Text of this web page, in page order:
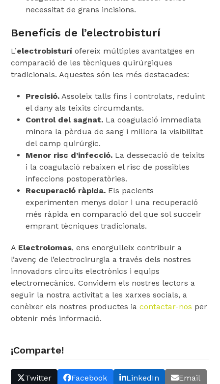
necessitat de grans incisions.
Beneficis de l’electrobisturí
L’electrobisturí ofereix múltiples avantatges en
comparació de les tècniques quirúrgiques
tradicionals. Aquestes són les més destacades:
Precisió. Assoleix talls fins i controlats, reduint
el dany als teixits circumdants.
Control del sagnat. La coagulació immediata
minora la pèrdua de sang i millora la visibilitat
del camp quirúrgic.
Menor risc d’infecció. La dessecació de teixits
i la coagulació rebaixen el risc de possibles
infeccions postoperatòries.
Recuperació ràpida. Els pacients
experimenten menys dolor i una recuperació
més ràpida en comparació del que sol succeir
emprant tècniques tradicionals.
A Electrolomas, ens enorgulleix contribuir a
l’avenç de l’electrocirurgia a través dels nostres
innovadors circuits electrònics i equips
electromecànics. Convidem els nostres lectors a
seguir la nostra activitat a les xarxes socials, a
conèixer els nostres productes iacontactar-nos per
obtenir més informació.
¡Comparte!
Twitter Facebook LinkedIn Email